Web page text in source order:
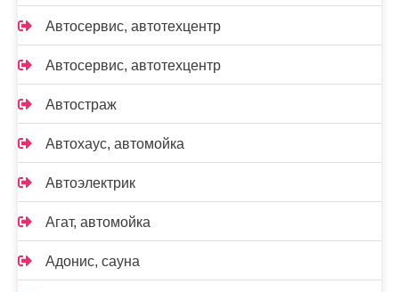
Автосервис, автотехцентр
Автосервис, автотехцентр
Автостраж
Автохаус, автомойка
Автоэлектрик
Агат, автомойка
Адонис, сауна